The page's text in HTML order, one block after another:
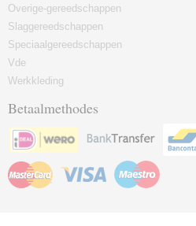
Overige-gereedschappen
Slaggereedschappen
Speciaalgereedschappen
Vde
Werkkleding
Betaalmethodes